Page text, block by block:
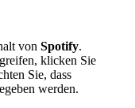
von Spotify.
klicken Sie
Sie, dass
werden.